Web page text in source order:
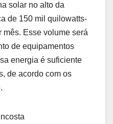
solar no alto da
de 150 mil quilowatts-
mês. Esse volume será
de equipamentos
energia é suficiente
de acordo com os